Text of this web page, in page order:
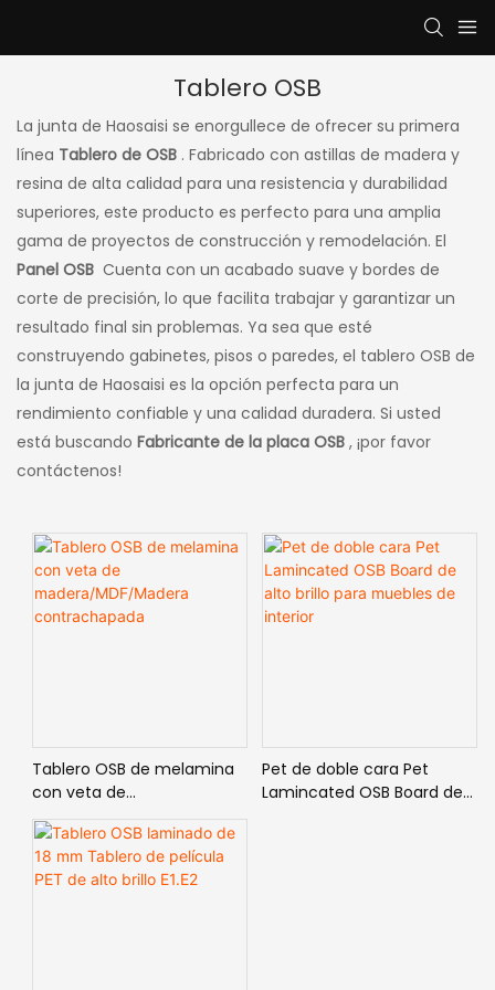
Tablero OSB
La junta de Haosaisi se enorgullece de ofrecer su primera
línea Tablero de OSB . Fabricado con astillas de madera y
resina de alta calidad para una resistencia y durabilidad
superiores, este producto es perfecto para una amplia
gama de proyectos de construcción y remodelación. El
Panel OSB Cuenta con un acabado suave y bordes de
corte de precisión, lo que facilita trabajar y garantizar un
resultado final sin problemas. Ya sea que esté
construyendo gabinetes, pisos o paredes, el tablero OSB de
la junta de Haosaisi es la opción perfecta para un
rendimiento confiable y una calidad duradera. Si usted
está buscando Fabricante de la placa OSB , ¡por favor
contáctenos!
Tablero OSB de melamina
con veta de
madera/MDF/Madera
contrachapada
Pet de doble cara Pet
Lamincated OSB Board de